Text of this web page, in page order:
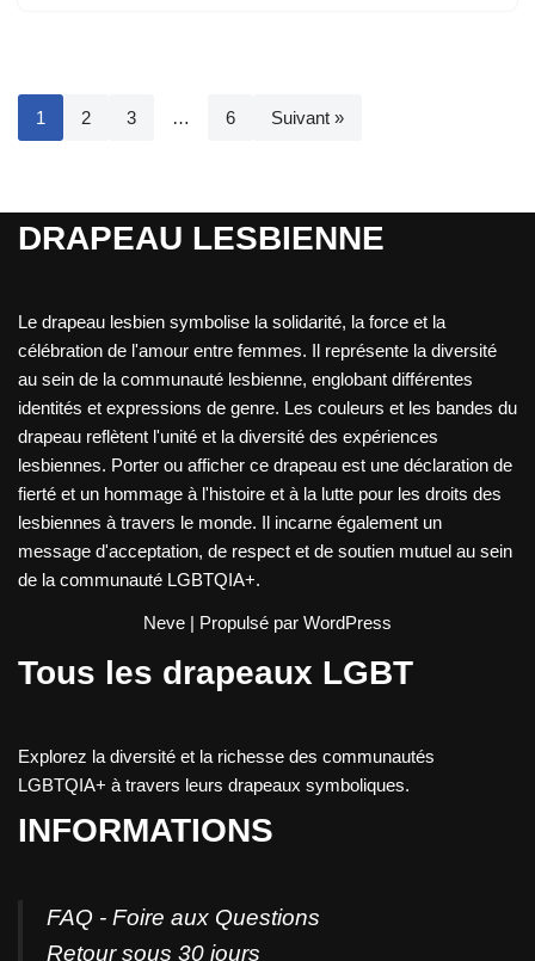
1 2 3 … 6 Suivant »
DRAPEAU LESBIENNE
Le drapeau lesbien symbolise la solidarité, la force et la
célébration de l'amour entre femmes. Il représente la diversité
au sein de la communauté lesbienne, englobant différentes
identités et expressions de genre. Les couleurs et les bandes du
drapeau reflètent l'unité et la diversité des expériences
lesbiennes. Porter ou afficher ce drapeau est une déclaration de
fierté et un hommage à l'histoire et à la lutte pour les droits des
lesbiennes à travers le monde. Il incarne également un
message d'acceptation, de respect et de soutien mutuel au sein
de la communauté LGBTQIA+.
Neve | Propulsé par WordPress
Tous les drapeaux LGBT
Explorez la diversité et la richesse des communautés
LGBTQIA+ à travers leurs drapeaux symboliques.
INFORMATIONS
FAQ - Foire aux Questions
Retour sous 30 jours